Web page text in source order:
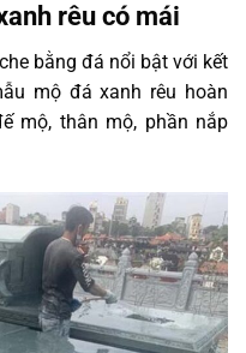
rêu có mái
bằng đá nổi bật với kết
mộ đá xanh rêu hoàn
mộ, thân mộ, phần nắp